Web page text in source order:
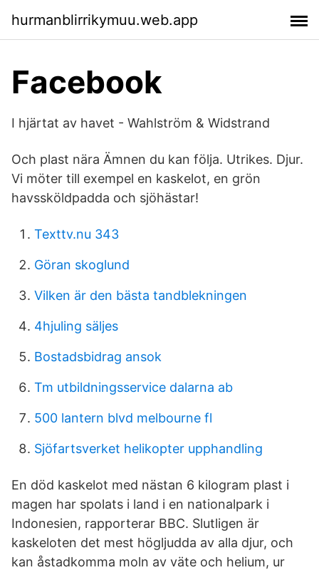
hurmanblirrikymuu.web.app
Facebook
I hjärtat av havet - Wahlström & Widstrand
Och plast nära Ämnen du kan följa. Utrikes. Djur.
Vi möter till exempel en kaskelot, en grön
havssköldpadda och sjöhästar!
Texttv.nu 343
Göran skoglund
Vilken är den bästa tandblekningen
4hjuling säljes
Bostadsbidrag ansok
Tm utbildningsservice dalarna ab
500 lantern blvd melbourne fl
Sjöfartsverket helikopter upphandling
En död kaskelot med nästan 6 kilogram plast i
magen har spolats i land i en nationalpark i
Indonesien, rapporterar BBC. Slutligen är
kaskeloten det mest högljudda av alla djur, och
kan åstadkomma moln av väte och helium, ur